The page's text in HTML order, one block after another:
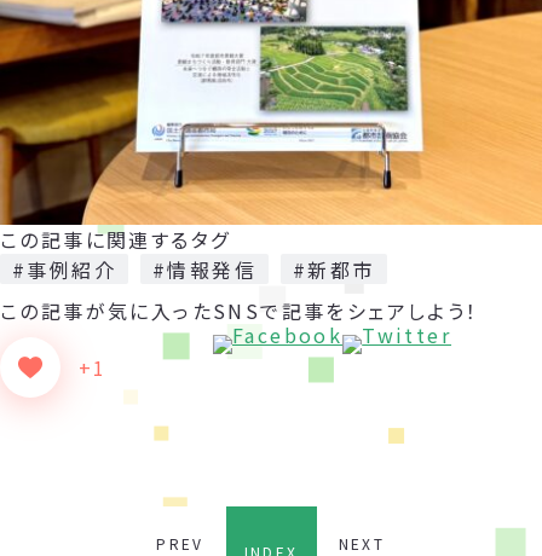
この記事に関連するタグ
#事例紹介
#情報発信
#新都市
この記事が気に入った
+1
SNSで記事をシェアしよう！
PREV NEXT